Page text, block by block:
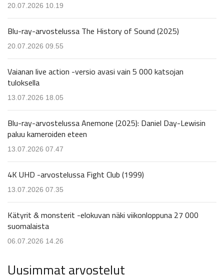
20.07.2026 10.19
Blu-ray-arvostelussa The History of Sound (2025)
20.07.2026 09.55
Vaianan live action -versio avasi vain 5 000 katsojan
tuloksella
13.07.2026 18.05
Blu-ray-arvostelussa Anemone (2025): Daniel Day-Lewisin
paluu kameroiden eteen
13.07.2026 07.47
4K UHD -arvostelussa Fight Club (1999)
13.07.2026 07.35
Kätyrit & monsterit -elokuvan näki viikonloppuna 27 000
suomalaista
06.07.2026 14.26
Uusimmat arvostelut